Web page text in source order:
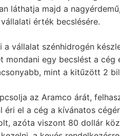
láthatja majd a
érték becslésére.
vállalat szénhidrogén
egy becslést a cég
mint a kitűzött 2
az Aramco árát,
el a cég a kívánatos
azóta viszont 80 dollár